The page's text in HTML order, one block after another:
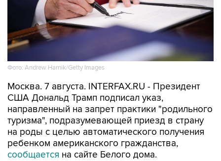
Фото: Andrew Harnik/Getty Images
Москва. 7 августа. INTERFAX.RU - Президент
США Дональд Трамп подписал указ,
направленный на запрет практики "родильного
туризма", подразумевающей приезд в страну
на роды с целью автоматического получения
ребенком американского гражданства,
сообщается на сайте Белого дома.